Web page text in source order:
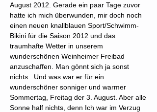
August 2012. Gerade ein paar Tage zuvor
hatte ich mich überwunden, mir doch noch
einen neuen knallblauen Sport/Schwimm-
Bikini für die Saison 2012 und das
traumhafte Wetter in unserem
wunderschönen Weinheimer Freibad
anzuschaffen. Man gönnt sich ja sonst
nichts...Und was war er für ein
wunderschöner sonniger und warmer
Sommertag, Freitag der 3. August. Aber alle
Sonne half nichts, denn Ich war im Verzug